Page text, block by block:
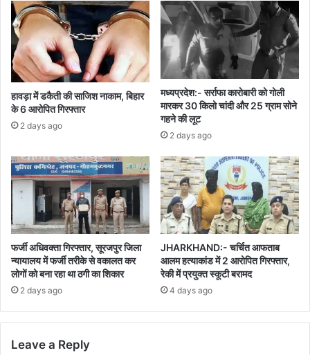
हावड़ा में डकैती की साजिश नाकाम, बिहार
के 6 आरोपित गिरफ्तार
2 days ago
मध्यप्रदेश:- सर्राफा कारोबारी को गोली
मारकर 30 किलो चांदी और 25 ग्राम सोने
गहने की लूट
2 days ago
फर्जी अधिवक्ता गिरफ्तार, सूरजपुर जिला
न्यायालय में फर्जी तरीके से वकालत कर
लोगों को बना रहा था ठगी का शिकार
2 days ago
JHARKHAND:- चर्चित आफताब
आलम हत्याकांड में 2 आरोपित गिरफ्तार,
रेकी में प्रयुक्त स्कूटी बरामद
4 days ago
Leave a Reply